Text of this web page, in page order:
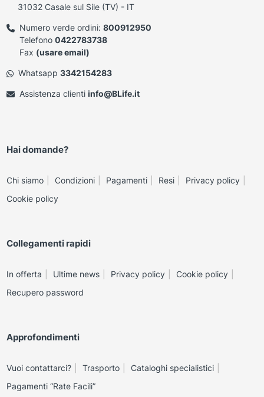
31032 Casale sul Sile (TV) - IT
Numero verde ordini: 800912950
Telefono 0422783738
Fax (usare email)
Whatsapp 3342154283
Assistenza clienti info@BLife.it
Hai domande?
Chi siamo Condizioni Pagamenti Resi
Privacy policy
Cookie policy
Collegamenti rapidi
In offerta Ultime news Privacy policy
Cookie policy
Recupero password
Approfondimenti
Vuoi contattarci? Trasporto
Cataloghi specialistici
Pagamenti “Rate Facili”